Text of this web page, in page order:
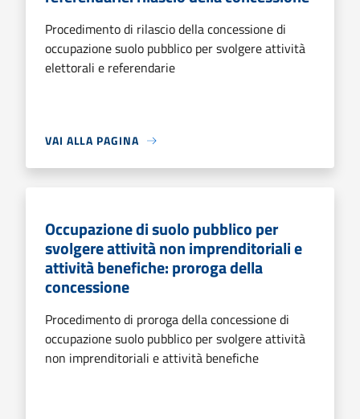
Procedimento di rilascio della concessione di
occupazione suolo pubblico per svolgere attività
elettorali e referendarie
VAI ALLA PAGINA
Occupazione di suolo pubblico per
svolgere attività non imprenditoriali e
attività benefiche: proroga della
concessione
Procedimento di proroga della concessione di
occupazione suolo pubblico per svolgere attività
non imprenditoriali e attività benefiche